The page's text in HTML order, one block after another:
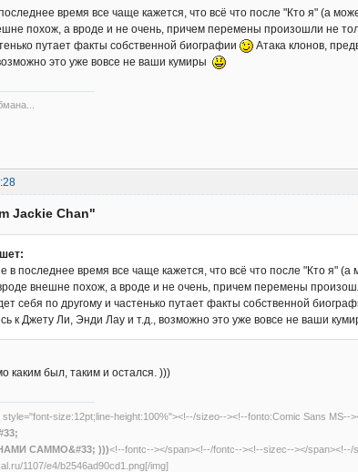
время все чаще кажется, что всё что после "Кто я" (а
похож, а вроде и не очень, причем перемены произошли не
путает факты собственной биографии
Атака клонов,
это уже вовсе не ваши кумиры
Jackie Chan"
в последнее время все чаще кажется, что всё что после "Кто я"
внешне похож, а вроде и не очень, причем перемены
себя по другому и частенько путает факты собственной
к Джету Ли, Энди Лау и т.д., возможно это уже вовсе не ваши
каким был, таким и остался. )))
size:12pt;line-height:100%"><!--/sizeo--><!--fonto:Comic Sans MS--
САММО&#33; )))<!--fontc--></span><!--/fontc--><!--sizec--></span><!--/
1107/e4/b2546ad90cd1.png[/img]